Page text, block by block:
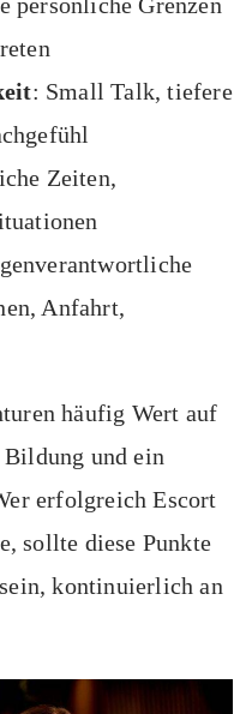
: Small Talk, tiefere
Zeiten,
Anfahrt,
häufig Wert auf
Bildung und ein
erfolgreich Escort
sollte diese Punkte
kontinuierlich an